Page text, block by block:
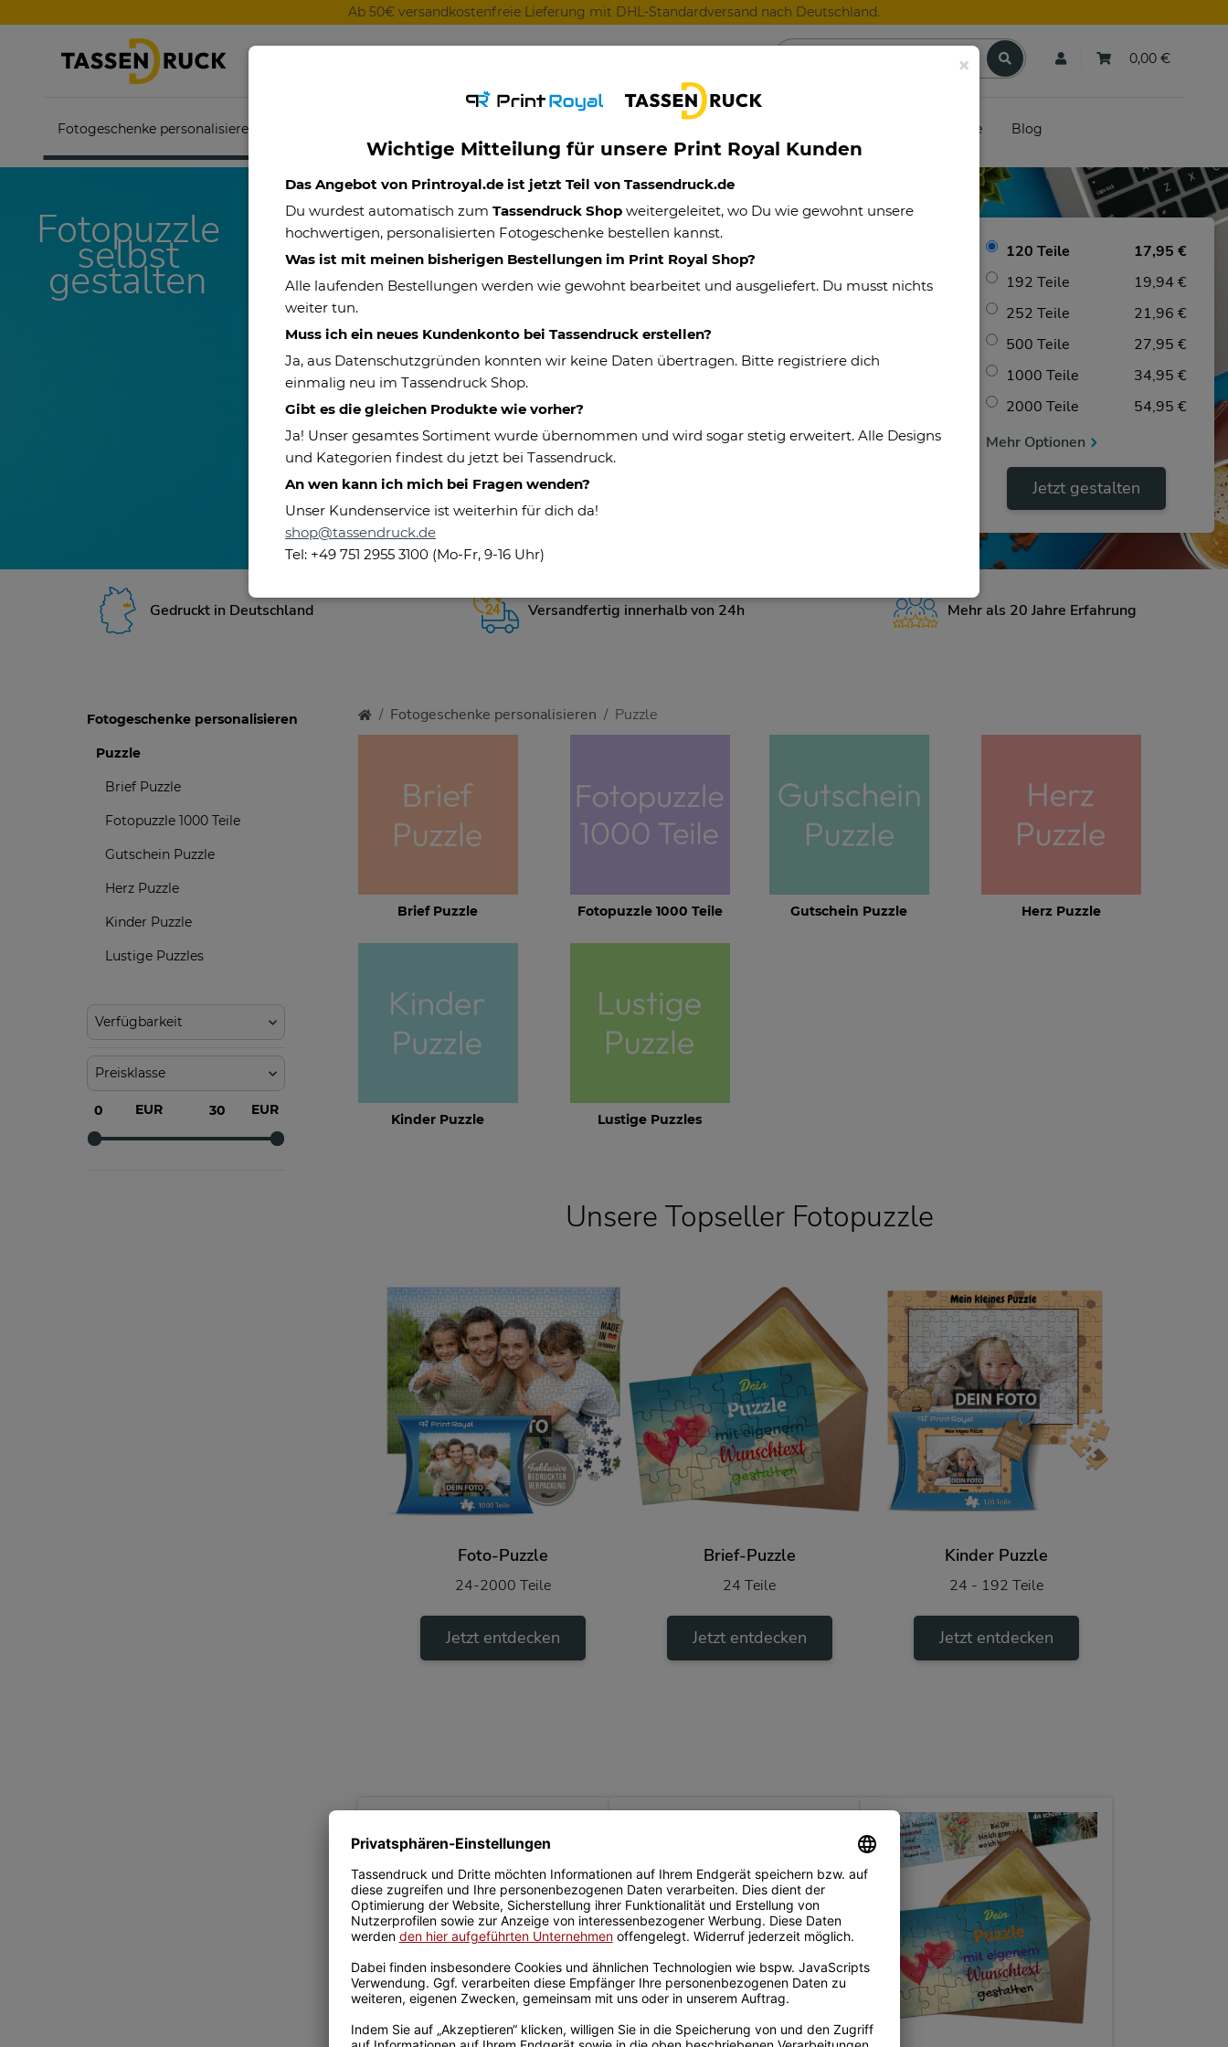
Ab 50€ versandkostenfreie Lieferung mit DHL-Standardversand nach Deutschland.
0,00 €
Fotogeschenke personalisieren Gutscheine Blog
Fotopuzzle
selbst
gestalten
120 Teile
17,95 €
192 Teile
19,94 €
252 Teile
21,96 €
500 Teile
27,95 €
1000 Teile
34,95 €
2000 Teile
54,95 €
Mehr Optionen
Jetzt gestalten
Gedruckt in Deutschland Versandfertig innerhalb von 24h Mehr als 20 Jahre Erfahrung
Fotogeschenke personalisieren Puzzle
Brief Puzzle Fotopuzzle 1000 Teile Gutschein Puzzle Herz Puzzle
Kinder Puzzle Lustige Puzzles
Unsere Topseller Fotopuzzle
Foto-Puzzle
24-2000 Teile
Jetzt entdecken
Brief-Puzzle
24 Teile
Jetzt entdecken
Kinder Puzzle
24 - 192 Teile
Jetzt entdecken
Fotogeschenke personalisieren
Puzzle
Brief Puzzle
Fotopuzzle 1000 Teile
Gutschein Puzzle
Herz Puzzle
Kinder Puzzle
Lustige Puzzles
Verfügbarkeit
Preisklasse
EUR EUR
×
Wichtige Mitteilung für unsere Print Royal Kunden
Das Angebot von Printroyal.de ist jetzt Teil von Tassendruck.de
Du wurdest automatisch zum Tassendruck Shop weitergeleitet, wo Du wie gewohnt unsere
hochwertigen, personalisierten Fotogeschenke bestellen kannst.
Was ist mit meinen bisherigen Bestellungen im Print Royal Shop?
Alle laufenden Bestellungen werden wie gewohnt bearbeitet und ausgeliefert. Du musst nichts
weiter tun.
Muss ich ein neues Kundenkonto bei Tassendruck erstellen?
Ja, aus Datenschutzgründen konnten wir keine Daten übertragen. Bitte registriere dich
einmalig neu im Tassendruck Shop.
Gibt es die gleichen Produkte wie vorher?
Ja! Unser gesamtes Sortiment wurde übernommen und wird sogar stetig erweitert. Alle Designs
und Kategorien findest du jetzt bei Tassendruck.
An wen kann ich mich bei Fragen wenden?
Unser Kundenservice ist weiterhin für dich da!
shop@tassendruck.de
Tel: +49 751 2955 3100 (Mo-Fr, 9-16 Uhr)